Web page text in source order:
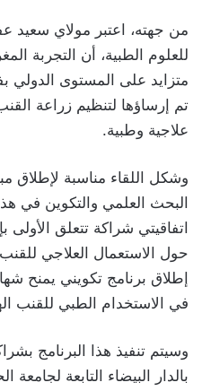
من جهته، اعتبر مولاي سعيد
للعلوم الطبية، أن التجربة
متزايد على المستوى الدولي
تم إرساؤها لتنظيم زراعة
علاجية وطبية.
وشكل اللقاء مناسبة لإطلاق
البحث العلمي والتكوين في
اتفاقيتي شراكة تتعلق
حول الاستعمال العلاجي للقنب
إطلاق برنامج تكويني يمنح
في الاستخدام الطبي للقنب
وسيتم تنفيذ هذا البرنامج
بالدار البيضاء التابعة